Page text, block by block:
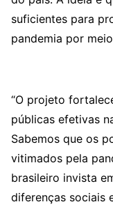
suficientes para
pandemia por
“O projeto
públicas efetivas
Sabemos que os
vitimados pela
brasileiro invista
diferenças sociais